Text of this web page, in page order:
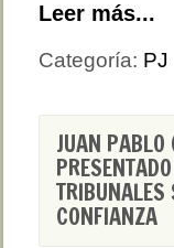
Leer más...
Categoría: PJ
JUAN PABLO
TRIBUNALES
CONFIANZA